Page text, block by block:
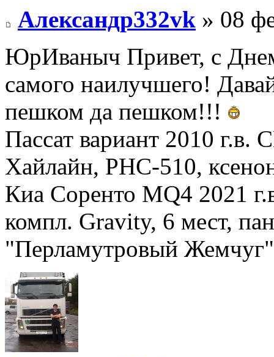
Александр332vk » 08
ЮрИваныч Привет, с
самого наилучшего!
пешком да пешком!!!
Пассат вариант 2010
Хайлайн, РНС-510,
Киа Соренто MQ4 2021
компл. Gravity, 6 мест,
"Перламутровый